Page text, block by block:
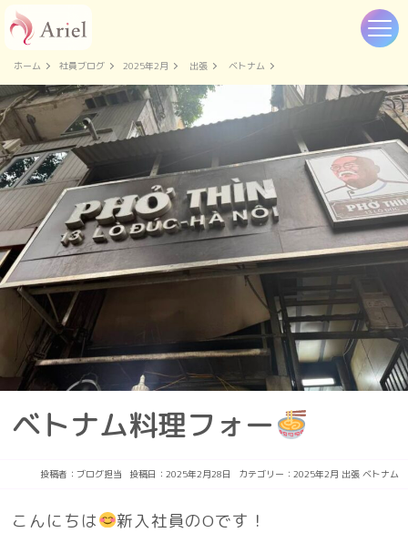
ホーム 社員ブログ 2025年2月 出張 ベトナム
ベトナム料理フォー
投稿者： ブログ担当 投稿日：2025年2月28日 カテゴリー： 2025年2月 出張 ベトナム
こんにちは
新入社員のOです！